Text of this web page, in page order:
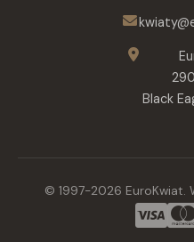
Black
© 1997-2026 EuroKwiat.